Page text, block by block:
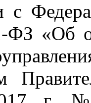
с
«Об